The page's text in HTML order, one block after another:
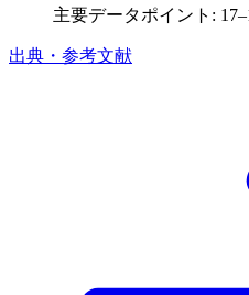
主要データポイント:
出典・参考文献